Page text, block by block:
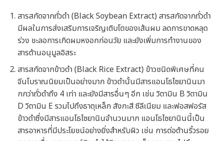
สารสกัดจากถั่วดำ (Black Soybean Extract) สารสกัดจากถั่วดำ
มีผลในการส่งเสริมการเจริญเติบโตของเส้นผม ลดการขาดหลุด
ร่วง ชะลอการเกิดผมหงอกก่อนวัย และยังเพิ่มการทำงานของ
สารต้านอนุมูลอิสระ
สารสกัดจากข้าวดำ (Black Rice Extract) ข้าวชนิดพิเศษที่คน
จีนโบราณนิยมเป็นอย่างมาก ข้าวดำนั้นมีสารแอนโธไซยานินมา
กกว่าถั่วดำถึง 4 เท่า และยังมีสารอื่นๆ อีก เช่น วิตามิน B วิตามิน
D วิตามิน E รวมไปถึงธาตุเหล็ก สังกะสี ซีลีเนียม และฟอสฟอรัส
ข้าวดำซึ่งมีสารแอนโธไซยานินจำนวนมาก แอนโธไซยานินนี้เป็น
สารอาหารที่มีประโยชน์อย่างยิ่งสำหรับผิว เช่น การต่อต้านริ้วรอย